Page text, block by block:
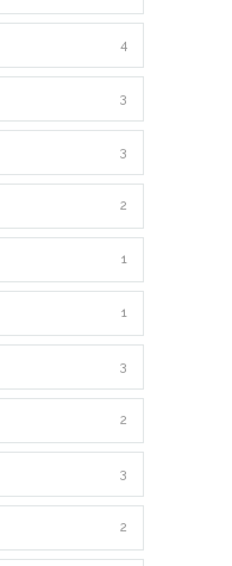
4
3
3
2
1
1
3
2
3
2